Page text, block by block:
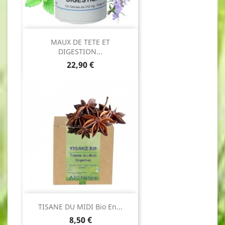
MAUX DE TETE ET
DIGESTION...
Prix
22,90 €
TISANE DU MIDI Bio En...
Prix
8,50 €